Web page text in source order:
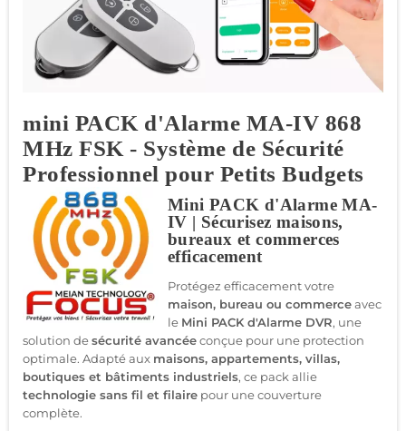
mini PACK d'Alarme MA-IV 868
MHz FSK - Système de Sécurité
Professionnel pour Petits Budgets
Mini PACK d'Alarme MA-
IV | Sécurisez maisons,
bureaux et commerces
efficacement
Protégez efficacement votre
maison, bureau ou commerceavec
le Mini PACK d'Alarme DVR, une
solution desécurité avancéeconçue pour une protection
optimale. Adapté aux maisons, appartements, villas,
boutiques et bâtiments industriels, ce pack allie
technologie sans fil et filaire pour une couverture
complète.